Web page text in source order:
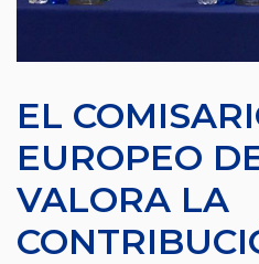
EL
EUROPEO
VALORA LA